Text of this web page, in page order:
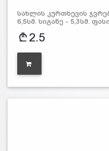
სახლის კურთხევის
6,5სმ. სიგანე - 5,3სმ.
2.5